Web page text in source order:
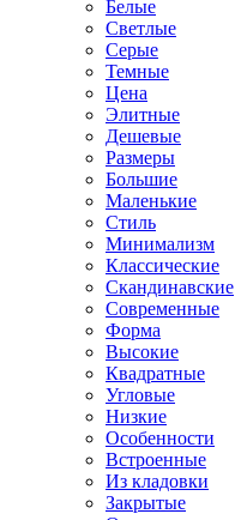
Белые
Светлые
Серые
Темные
Цена
Элитные
Дешевые
Размеры
Большие
Маленькие
Стиль
Минимализм
Классические
Скандинавские
Современные
Форма
Высокие
Квадратные
Угловые
Низкие
Особенности
Встроенные
Из кладовки
Закрытые